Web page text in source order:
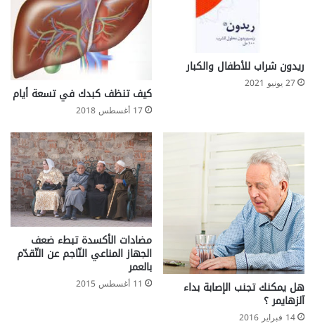
ع
ي
و
ل
ب
ش
ة
ف
ك
ي
ف
ي
ع
م
ل
ريدون شراب للأطفال والكبار
27 يونيو 2021
كيف تنظف كبدك في تسعة أيام
17 أغسطس 2018
هل يمكنك تجنب الإصابة بداء
آلزهايمر ؟
14 فبراير 2016
مضادات الأكسدة تبطء ضعف
الجهاز المناعي النّاجم عن التّقدّم
بالعمر
11 أغسطس 2015